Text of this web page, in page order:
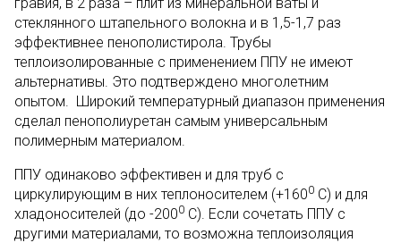
стеклянного штапельного волокна и в 1,5-1,7 раз
эффективнее пенополистирола. Трубы
теплоизолированные с применением ППУ не имеют
альтернативы. Это подтверждено многолетним
опытом. Широкий температурный диапазон применения
сделал пенополиуретан самым универсальным
полимерным материалом.
ППУ одинаково эффективен и для труб с
циркулирующим в них теплоносителем (+1600 С) и для
хладоносителей (до -2000 С). Если сочетать ППУ с
другими материалами, то возможна теплоизоляция